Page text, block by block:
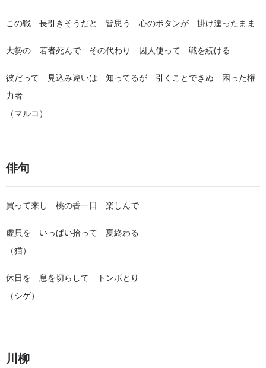
この戦 長引きそうだと 皆思う 心のボタンが 掛け違ったまま
大勢の 若者死んで その代わり 囚人使って 戦を続ける
彼だって 見込み違いは 知ってるが 引くことできぬ 困った権
力者
（マルコ）
俳句
買って来し 桃の香一日 楽しんで
虚貝を いっぱい拾って 夏終わる
（猫）
休日を 息を切らして トンボとり
（シゲ）
川柳